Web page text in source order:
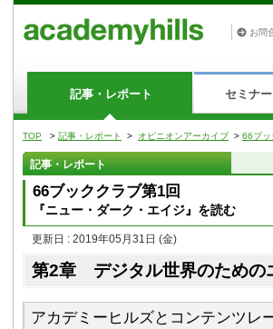
お問
記事・レポート セミナ
TOP > 記事・レポート > オピニオンアーカイブ > 66ブッ
記事・レポート
66ブッククラブ第1回
『ニュー・ダーク・エイジ』を読む
更新日 : 2019年05月31日 (金)
第2章 デジタル世界のための
アカデミーヒルズとコンテンツレ